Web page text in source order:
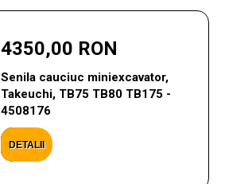
4350,00 RON
Senila cauciuc miniexcavator,
Takeuchi, TB75 TB80 TB175 -
4508176
DETALII